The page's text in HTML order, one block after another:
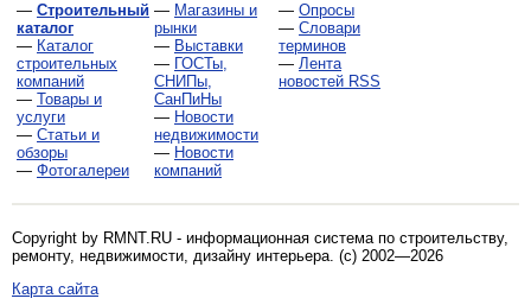
— Строительный
каталог
— Каталог
строительных
компаний
— Товары и
услуги
— Статьи и
обзоры
— Фотогалереи
— Магазины и
рынки
— Выставки
— ГОСТы,
СНИПы,
СанПиНы
— Новости
недвижимости
— Новости
компаний
— Опросы
— Словари
терминов
— Лента
новостей RSS
Copyright by RMNT.RU - информационная система по строительству,
ремонту, недвижимости, дизайну интерьера. (c) 2002—2026
Карта сайта